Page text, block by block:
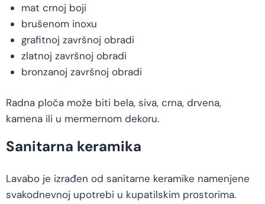
mat crnoj boji
brušenom inoxu
grafitnoj završnoj obradi
zlatnoj završnoj obradi
bronzanoj završnoj obradi
Radna ploča može biti bela, siva, crna, drvena,
kamena ili u mermernom dekoru.
Sanitarna keramika
Lavabo je izrađen od sanitarne keramike namenjene
svakodnevnoj upotrebi u kupatilskim prostorima.